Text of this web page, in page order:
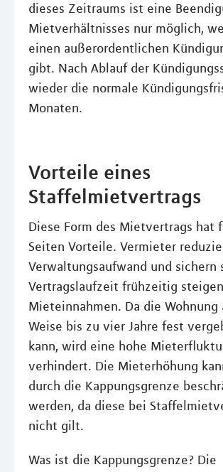
dieses Zeitraums ist eine
Mietverhältnisses nur möglich,
einen außerordentlichen
gibt. Nach Ablauf der
wieder die normale
Monaten.
Vorteile eines
Staffelmietvertrags
Diese Form des Mietvertrags hat
Seiten Vorteile. Vermieter
Verwaltungsaufwand und sichern
Vertragslaufzeit frühzeitig
Mieteinnahmen. Da die Wohnung
Weise bis zu vier Jahre fest
kann, wird eine hohe
verhindert. Die Mieterhöhung
durch die Kappungsgrenze
werden, da diese bei
nicht gilt.
Was ist die Kappungsgrenze? Die